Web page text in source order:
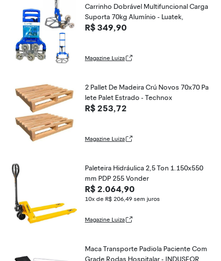
Carrinho Dobrável Multifuncional Carga
Suporta 70kg Alumínio - Luatek,
R$ 349,90
Magazine Luiza
2 Pallet De Madeira Crú Novos 70x70 Pa
lete Palet Estrado - Technox
R$ 253,72
Magazine Luiza
Paleteira Hidráulica 2,5 Ton 1.150x550
mm PDP 255 Vonder
R$ 2.064,90
10x de R$ 206,49 sem juros
Magazine Luiza
Maca Transporte Padiola Paciente Com
Grade Rodas Hospitalar - INDUSFOR